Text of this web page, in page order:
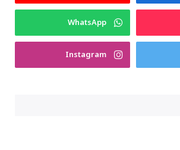
WhatsApp
Instagram